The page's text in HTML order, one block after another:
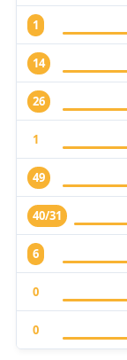
1
14
26
1
49
40/31
6
0
0